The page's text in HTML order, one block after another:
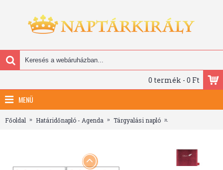
0 termék - 0 Ft
MENÜ
Főoldal Határidőnapló - Agenda Tárgyalási napló